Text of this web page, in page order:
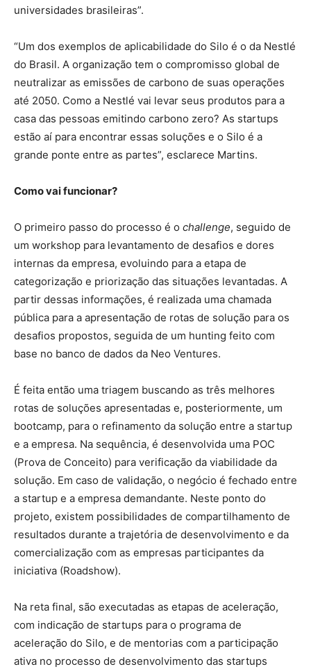
universidades brasileiras”.
“Um dos exemplos de aplicabilidade do Silo é o da Nestlé
do Brasil. A organização tem o compromisso global de
neutralizar as emissões de carbono de suas operações
até 2050. Como a Nestlé vai levar seus produtos para a
casa das pessoas emitindo carbono zero? As startups
estão aí para encontrar essas soluções e o Silo é a
grande ponte entre as partes”, esclarece Martins.
Como vai funcionar?
O primeiro passo do processo é o challenge, seguido de
um workshop para levantamento de desafios e dores
internas da empresa, evoluindo para a etapa de
categorização e priorização das situações levantadas. A
partir dessas informações, é realizada uma chamada
pública para a apresentação de rotas de solução para os
desafios propostos, seguida de um hunting feito com
base no banco de dados da Neo Ventures.
É feita então uma triagem buscando as três melhores
rotas de soluções apresentadas e, posteriormente, um
bootcamp, para o refinamento da solução entre a startup
e a empresa. Na sequência, é desenvolvida uma POC
(Prova de Conceito) para verificação da viabilidade da
solução. Em caso de validação, o negócio é fechado entre
a startup e a empresa demandante. Neste ponto do
projeto, existem possibilidades de compartilhamento de
resultados durante a trajetória de desenvolvimento e da
comercialização com as empresas participantes da
iniciativa (Roadshow).
Na reta final, são executadas as etapas de aceleração,
com indicação de startups para o programa de
aceleração do Silo, e de mentorias com a participação
ativa no processo de desenvolvimento das startups